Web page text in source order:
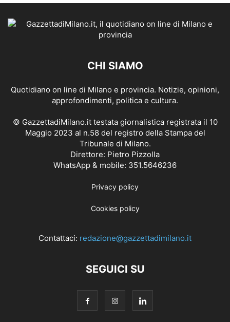
CHI SIAMO
Quotidiano on line di Milano e provincia. Notizie, opinioni,
approfondimenti, politica e cultura.
© GazzettadiMilano.it testata giornalistica registrata il 10
Maggio 2023 al n.58 del registro della Stampa del
Tribunale di Milano.
Direttore: Pietro Pizzolla
WhatsApp & mobile: 351.5646236
Privacy policy
Cookies policy
Contattaci: redazione@gazzettadimilano.it
SEGUICI SU